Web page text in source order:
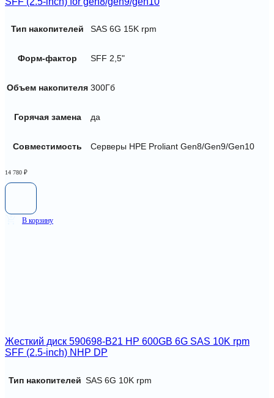
Тип накопителей SAS 6G 15K rpm
Форм-фактор SFF 2,5"
Объем накопителя 300Гб
Горячая замена да
Совместимость Серверы HPE Proliant Gen8/Gen9/Gen10
14 780 ₽
В корзину
Жесткий диск 590698-B21 HP 600GB 6G SAS 10K rpm
SFF (2.5-inch) NHP DP
Тип накопителей SAS 6G 10K rpm